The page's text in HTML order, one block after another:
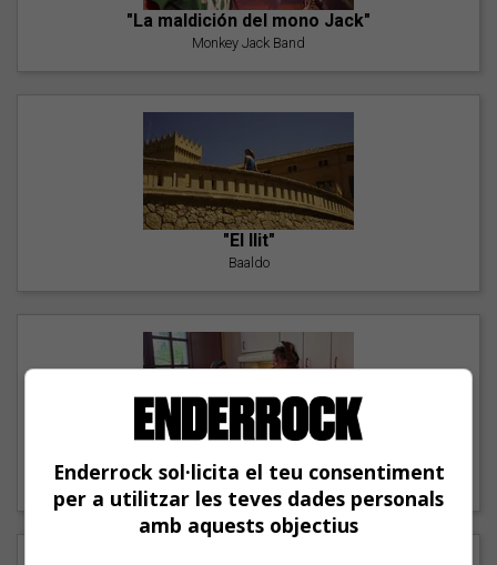
"La maldición del mono Jack"
Monkey Jack Band
"El llit"
Baaldo
"Lo bueno y lo malo"
Carmen y María
Enderrock sol·licita el teu consentiment
per a utilitzar les teves dades personals
amb aquests objectius